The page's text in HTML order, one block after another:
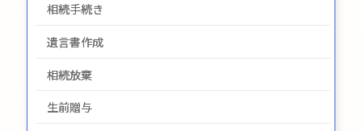
相続手続き
遺言書作成
相続放棄
生前贈与